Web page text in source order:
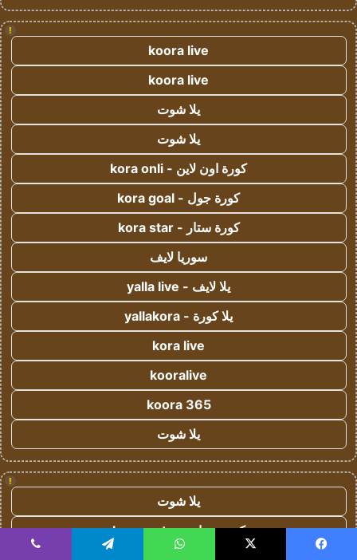
!
koora live
koora live
يلا شوت
يلا شوت
كورة اون لاين - kora onli
كورة جول - kora goal
كورة ستار - kora star
سوريا لايف
يلا لايف - yalla live
يلا كورة - yallakora
kora live
kooralive
koora 365
يلا شوت
!
يلا شوت
كورة ستار - koora-star